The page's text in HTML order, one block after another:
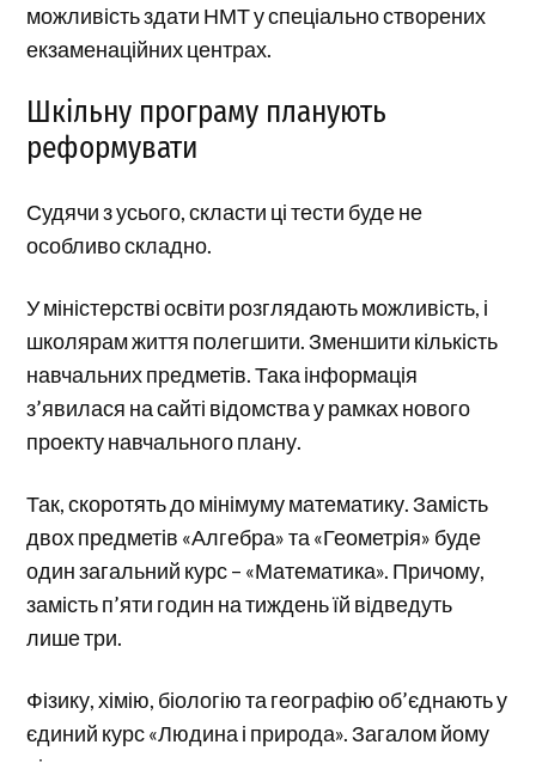
можливість здати НМТ у спеціально створених
екзаменаційних центрах.
Шкільну програму планують
реформувати
Судячи з усього, скласти ці тести буде не
особливо складно.
У міністерстві освіти розглядають можливість, і
школярам життя полегшити. Зменшити кількість
навчальних предметів. Така інформація
з’явилася на сайті відомства у рамках нового
проекту навчального плану.
Так, скоротять до мінімуму математику. Замість
двох предметів «Алгебра» та «Геометрія» буде
один загальний курс – «Математика». Причому,
замість п’яти годин на тиждень їй відведуть
лише три.
Фізику, хімію, біологію та географію об’єднають у
єдиний курс «Людина і природа». Загалом йому